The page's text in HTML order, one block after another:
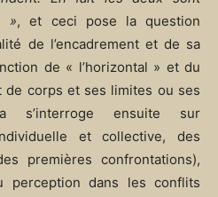
», et ceci pose la question
de l’encadrement et de sa
de « l’horizontal » et du
de corps et ses limites ou ses
s’interroge ensuite sur
et collective, des
premières confrontations),
perception dans les conflits